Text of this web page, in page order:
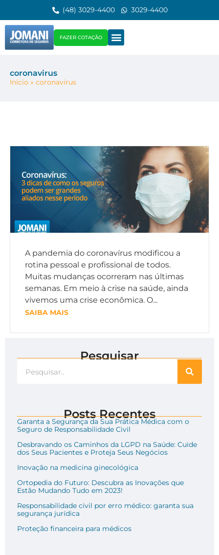
(48) 3029-4400 3029-4400
FAZER COTAÇÃO
coronavirus
Início » coronavirus
A pandemia do coronavírus modificou a
rotina pessoal e profissional de todos.
Muitas mudanças ocorreram nas últimas
semanas. Em meio à crise na saúde, ainda
vivemos uma crise econômica. O...
SAIBA MAIS
Pesquisar
Posts Recentes
Garanta a Segurança da Sua Prática Médica com o
Seguro de Responsabilidade Civil
Desbravando os Caminhos da LGPD na Saúde: Cuide
dos Seus Pacientes e Proteja Seus Negócios
Inovação na medicina ginecológica
Ortopedia do Futuro: Descubra as Inovações que
Estão Mudando Tudo em 2023!
Responsabilidade civil por erro médico: garanta sua
segurança jurídica
Proteção financeira para médicos